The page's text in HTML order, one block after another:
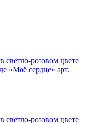
«Моё сердце» арт.